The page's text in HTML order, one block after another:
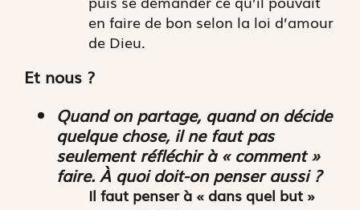
en faire de bon selon la loi d’amour
de Dieu.
Et nous ?
Quand on partage, quand on décide
quelque chose, il ne faut pas
seulement réfléchir à « comment »
faire. À quoi doit-on penser aussi ?
Il faut penser à « dans quel but »